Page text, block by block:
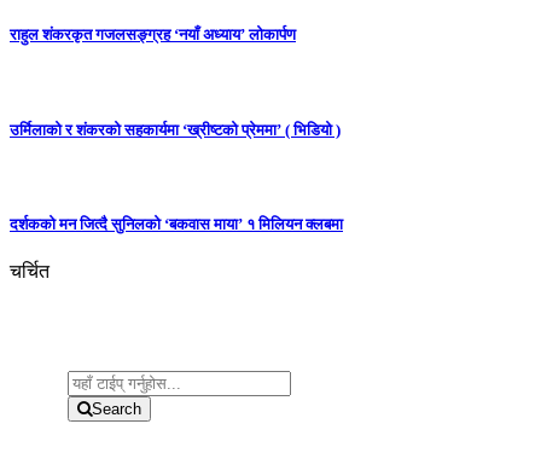
राहुल शंकरकृत गजलसङ्ग्रह ‘नयाँ अध्याय’ लोकार्पण
उर्मिलाको र शंकरको सहकार्यमा ‘ख्रीष्टको प्रेममा’ ( भिडियो )
दर्शकको मन जित्दै सुनिलको ‘बकवास माया’ १ मिलियन क्लबमा
चर्चित
Search